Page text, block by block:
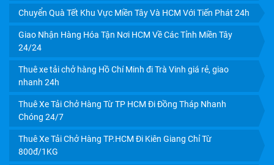
DỊCH VỤ VẬN CHUYỂN TRÁI CÂY CẦN THƠ ĐI TPHCM
GIÁ RẺ, UY TÍN
Chuyển Quà Tết Khu Vực Miền Tây Và HCM Với Tiến Phát 24h
Giao Nhận Hàng Hóa Tận Nơi HCM Về Các Tỉnh Miền Tây
24/24
Thuê xe tải chở hàng Hồ Chí Minh đi Trà Vinh giá rẻ, giao
nhanh 24h
Thuê Xe Tải Chở Hàng Từ TP HCM Đi Đồng Tháp Nhanh
Chóng 24/7
Thuê Xe Tải Chở Hàng TP.HCM Đi Kiên Giang Chỉ Từ
800đ/1KG